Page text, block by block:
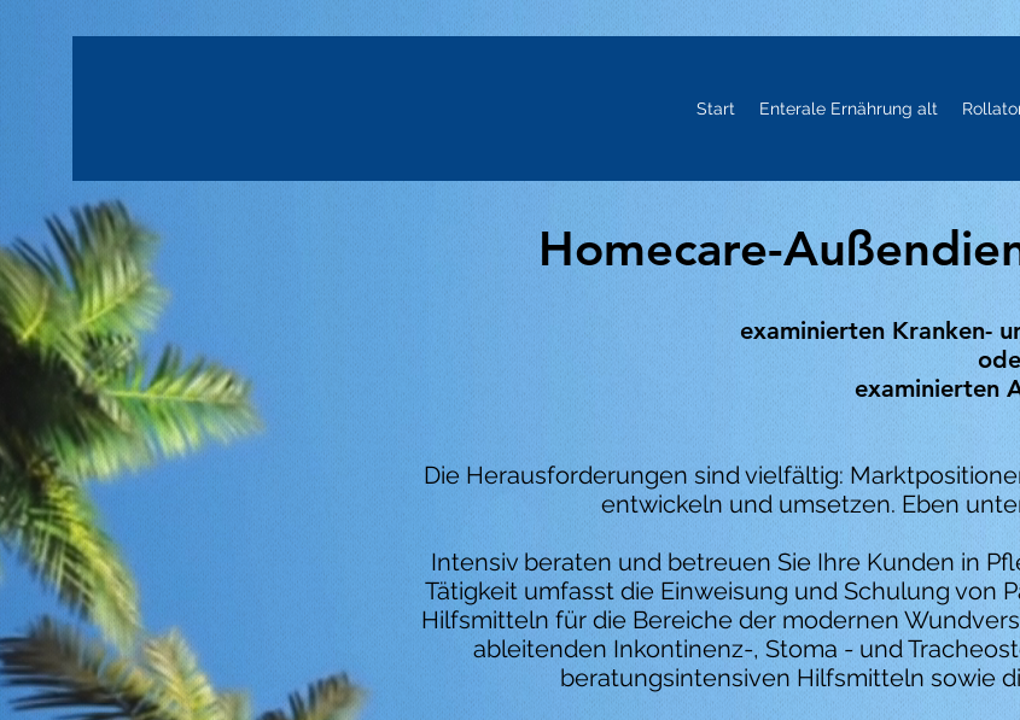
Start Enterale Ernährung alt
Homecare-
examinierten Kranken-
examinierten
Die Herausforderungen sind vielfältig:
entwickeln und umsetzen. Eben
Intensiv beraten und betreuen Sie Ihre Kunden in
Tätigkeit umfasst die Einweisung und Schulung von
Hilfsmitteln für die Bereiche der modernen
ableitenden Inkontinenz-, Stoma - und
beratungsintensiven Hilfsmitteln sowie